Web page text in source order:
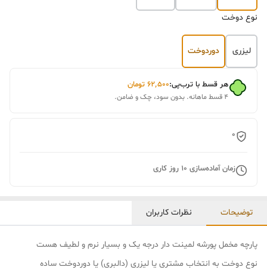
نوع دوخت
لیزری دوردوخت
هر قسط با ترب‌پی:۶۲٬۵۰۰ تومان
۴ قسط ماهانه. بدون سود، چک و ضامن.
0
زمان آماده‌سازی 10 روز کاری
توضیحات نظرات کاربران
پارچه مخمل پورشه لمینت دار درجه یک و بسیار نرم و لطیف هست
نوع دوخت به انتخاب مشتری یا لیزری (دالبری) یا دوردوخت ساده